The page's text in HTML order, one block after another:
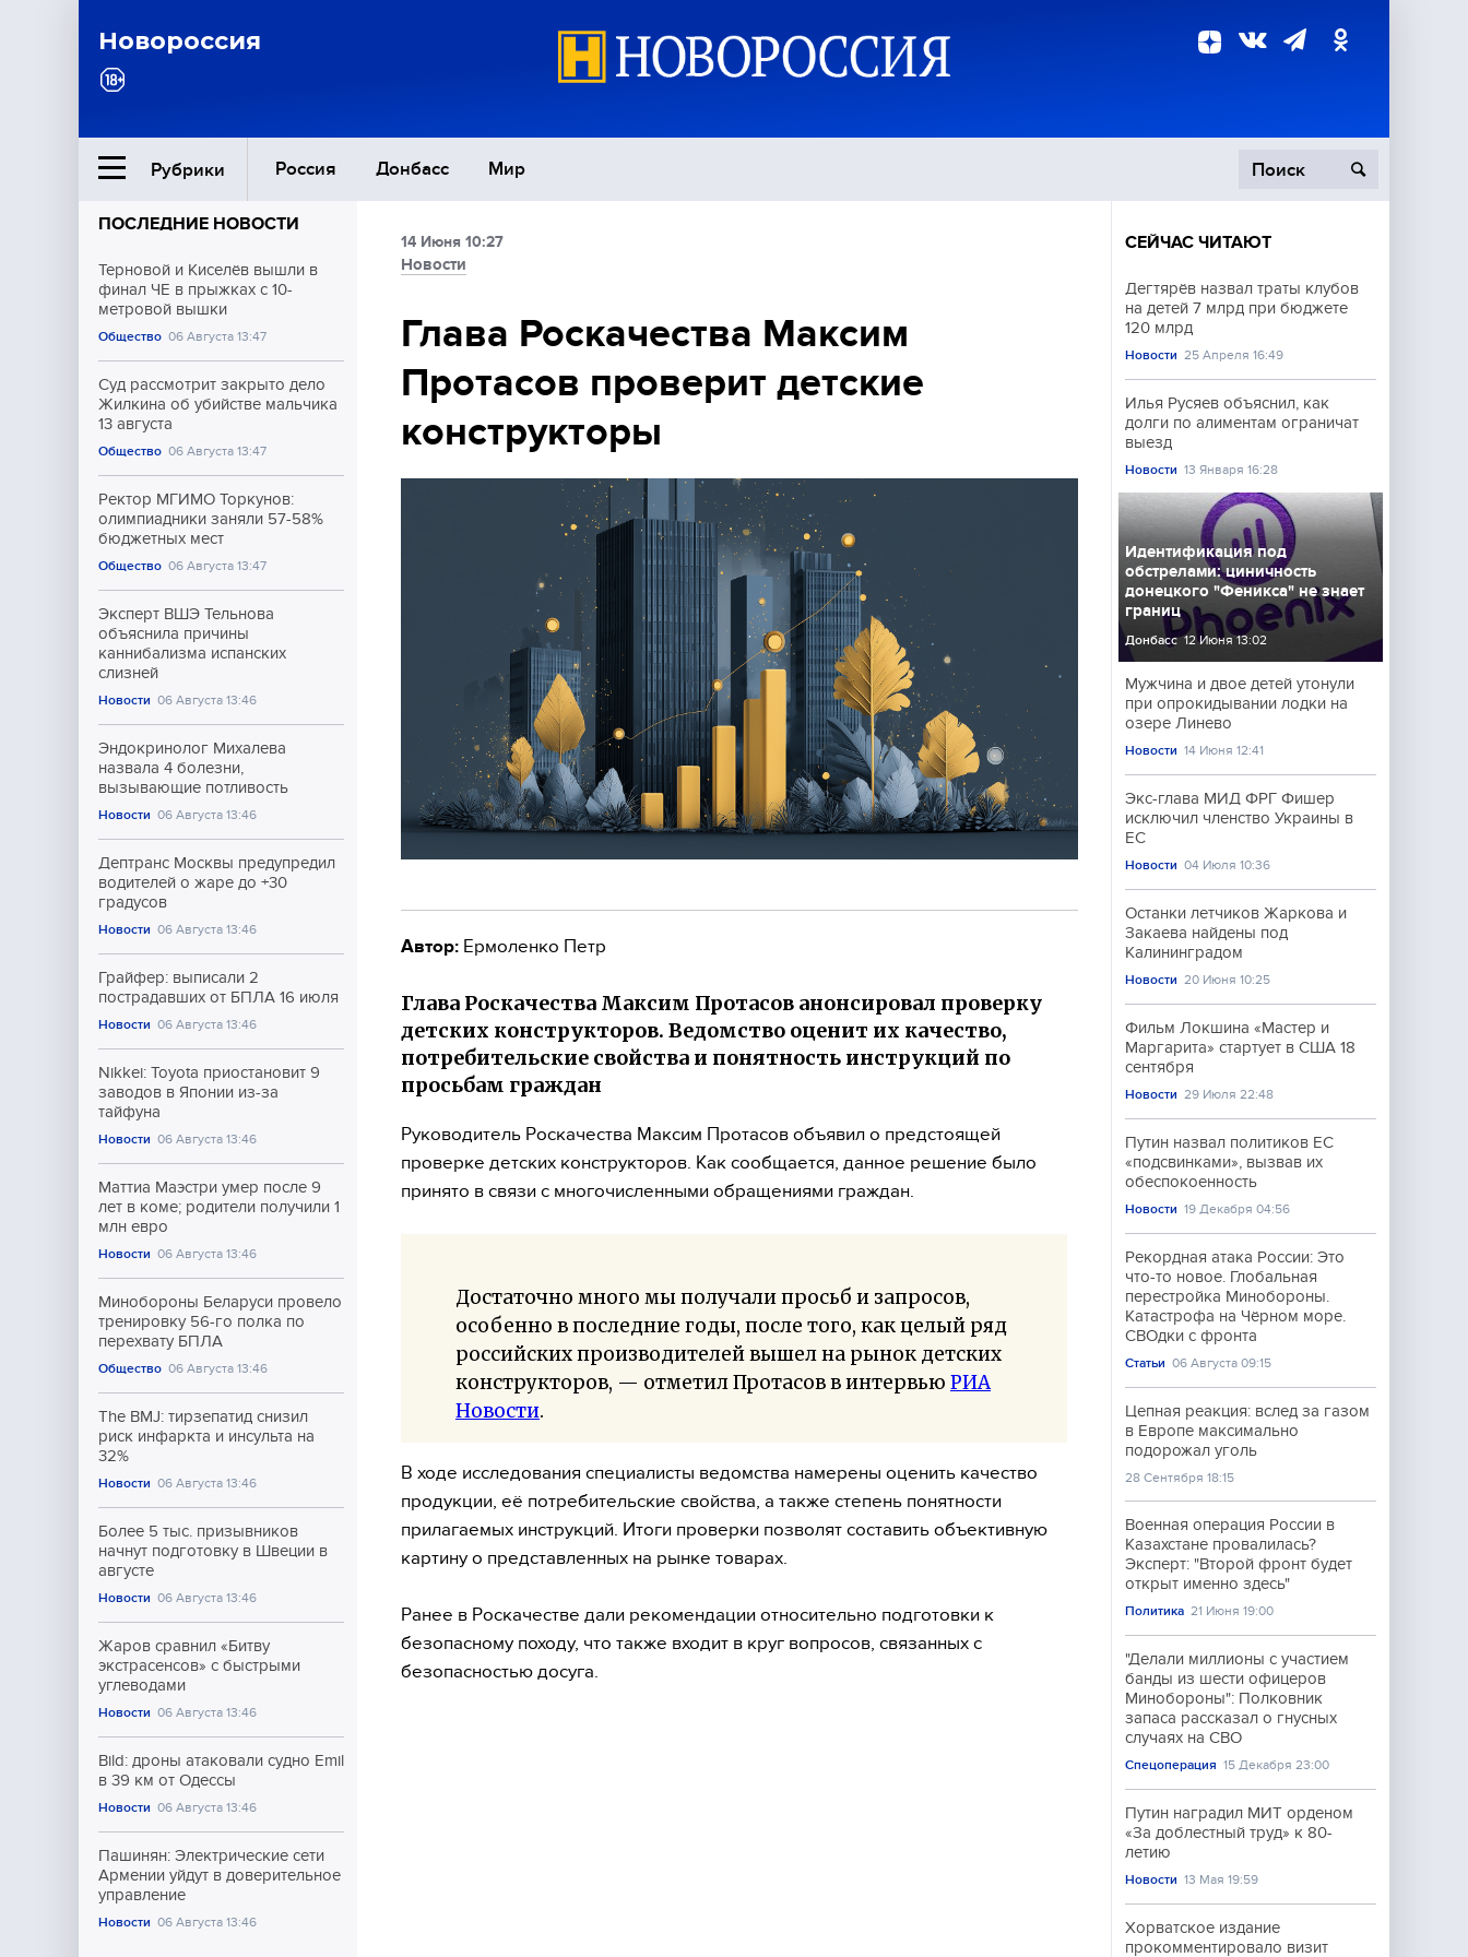
Новороссия
Рубрики Россия Донбасс Мир
Ближний Восток
Общество
Экономика
Происшествия
Культура
Спорт
ПОСЛЕДНИЕ НОВОСТИ
Терновой и Киселёв вышли в
финал ЧЕ в прыжках с 10-
метровой вышки
Общество 06 Августа 13:47
Суд рассмотрит закрыто дело
Жилкина об убийстве мальчика
13 августа
Общество 06 Августа 13:47
Ректор МГИМО Торкунов:
олимпиадники заняли 57-58%
бюджетных мест
Общество 06 Августа 13:47
Эксперт ВШЭ Тельнова
объяснила причины
каннибализма испанских
слизней
Новости 06 Августа 13:46
Эндокринолог Михалева
назвала 4 болезни,
вызывающие потливость
Новости 06 Августа 13:46
Дептранс Москвы предупредил
водителей о жаре до +30
градусов
Новости 06 Августа 13:46
Грайфер: выписали 2
пострадавших от БПЛА 16 июля
Новости 06 Августа 13:46
Nikkei: Toyota приостановит 9
заводов в Японии из-за
тайфуна
Новости 06 Августа 13:46
Маттиа Маэстри умер после 9
лет в коме; родители получили 1
млн евро
Новости 06 Августа 13:46
Минобороны Беларуси провело
тренировку 56-го полка по
перехвату БПЛА
Общество 06 Августа 13:46
The BMJ: тирзепатид снизил
риск инфаркта и инсульта на
32%
Новости 06 Августа 13:46
Более 5 тыс. призывников
начнут подготовку в Швеции в
августе
Новости 06 Августа 13:46
Жаров сравнил «Битву
экстрасенсов» с быстрыми
углеводами
Новости 06 Августа 13:46
Bild: дроны атаковали судно Emil
в 39 км от Одессы
Новости 06 Августа 13:46
Пашинян: Электрические сети
Армении уйдут в доверительное
управление
Новости 06 Августа 13:46
14 Июня 10:27
Новости
Глава Роскачества Максим
Протасов проверит детские
конструкторы
Автор: Ермоленко Петр
Глава Роскачества Максим Протасов анонсировал проверку
детских конструкторов. Ведомство оценит их качество,
потребительские свойства и понятность инструкций по
просьбам граждан
Руководитель Роскачества Максим Протасов объявил о предстоящей
проверке детских конструкторов. Как сообщается, данное решение было
принято в связи с многочисленными обращениями граждан.
Достаточно много мы получали просьб и запросов,
особенно в последние годы, после того, как целый ряд
российских производителей вышел на рынок детских
конструкторов, — отметил Протасов в интервью РИА
Новости.
В ходе исследования специалисты ведомства намерены оценить качество
продукции, её потребительские свойства, а также степень понятности
прилагаемых инструкций. Итоги проверки позволят составить объективную
картину о представленных на рынке товарах.
Ранее в Роскачестве дали рекомендации относительно подготовки к
безопасному походу, что также входит в круг вопросов, связанных с
безопасностью досуга.
СЕЙЧАС ЧИТАЮТ
Дегтярёв назвал траты клубов
на детей 7 млрд при бюджете
120 млрд
Новости 25 Апреля 16:49
Илья Русяев объяснил, как
долги по алиментам ограничат
выезд
Новости 13 Января 16:28
Идентификация под
обстрелами: циничность
донецкого "Феникса" не знает
границ
Донбасс 12 Июня 13:02
Мужчина и двое детей утонули
при опрокидывании лодки на
озере Линево
Новости 14 Июня 12:41
Экс-глава МИД ФРГ Фишер
исключил членство Украины в
ЕС
Новости 04 Июля 10:36
Останки летчиков Жаркова и
Закаева найдены под
Калининградом
Новости 20 Июня 10:25
Фильм Локшина «Мастер и
Маргарита» стартует в США 18
сентября
Новости 29 Июля 22:48
Путин назвал политиков ЕС
«подсвинками», вызвав их
обеспокоенность
Новости 19 Декабря 04:56
Рекордная атака России: Это
что-то новое. Глобальная
перестройка Минобороны.
Катастрофа на Чёрном море.
СВОдки с фронта
Статьи 06 Августа 09:15
Цепная реакция: вслед за газом
в Европе максимально
подорожал уголь
28 Сентября 18:15
Военная операция России в
Казахстане провалилась?
Эксперт: "Второй фронт будет
открыт именно здесь"
Политика 21 Июня 19:00
"Делали миллионы с участием
банды из шести офицеров
Минобороны": Полковник
запаса рассказал о гнусных
случаях на СВО
Спецоперация 15 Декабря 23:00
Путин наградил МИТ орденом
«За доблестный труд» к 80-
летию
Новости 13 Мая 19:59
Хорватское издание
прокомментировало визит